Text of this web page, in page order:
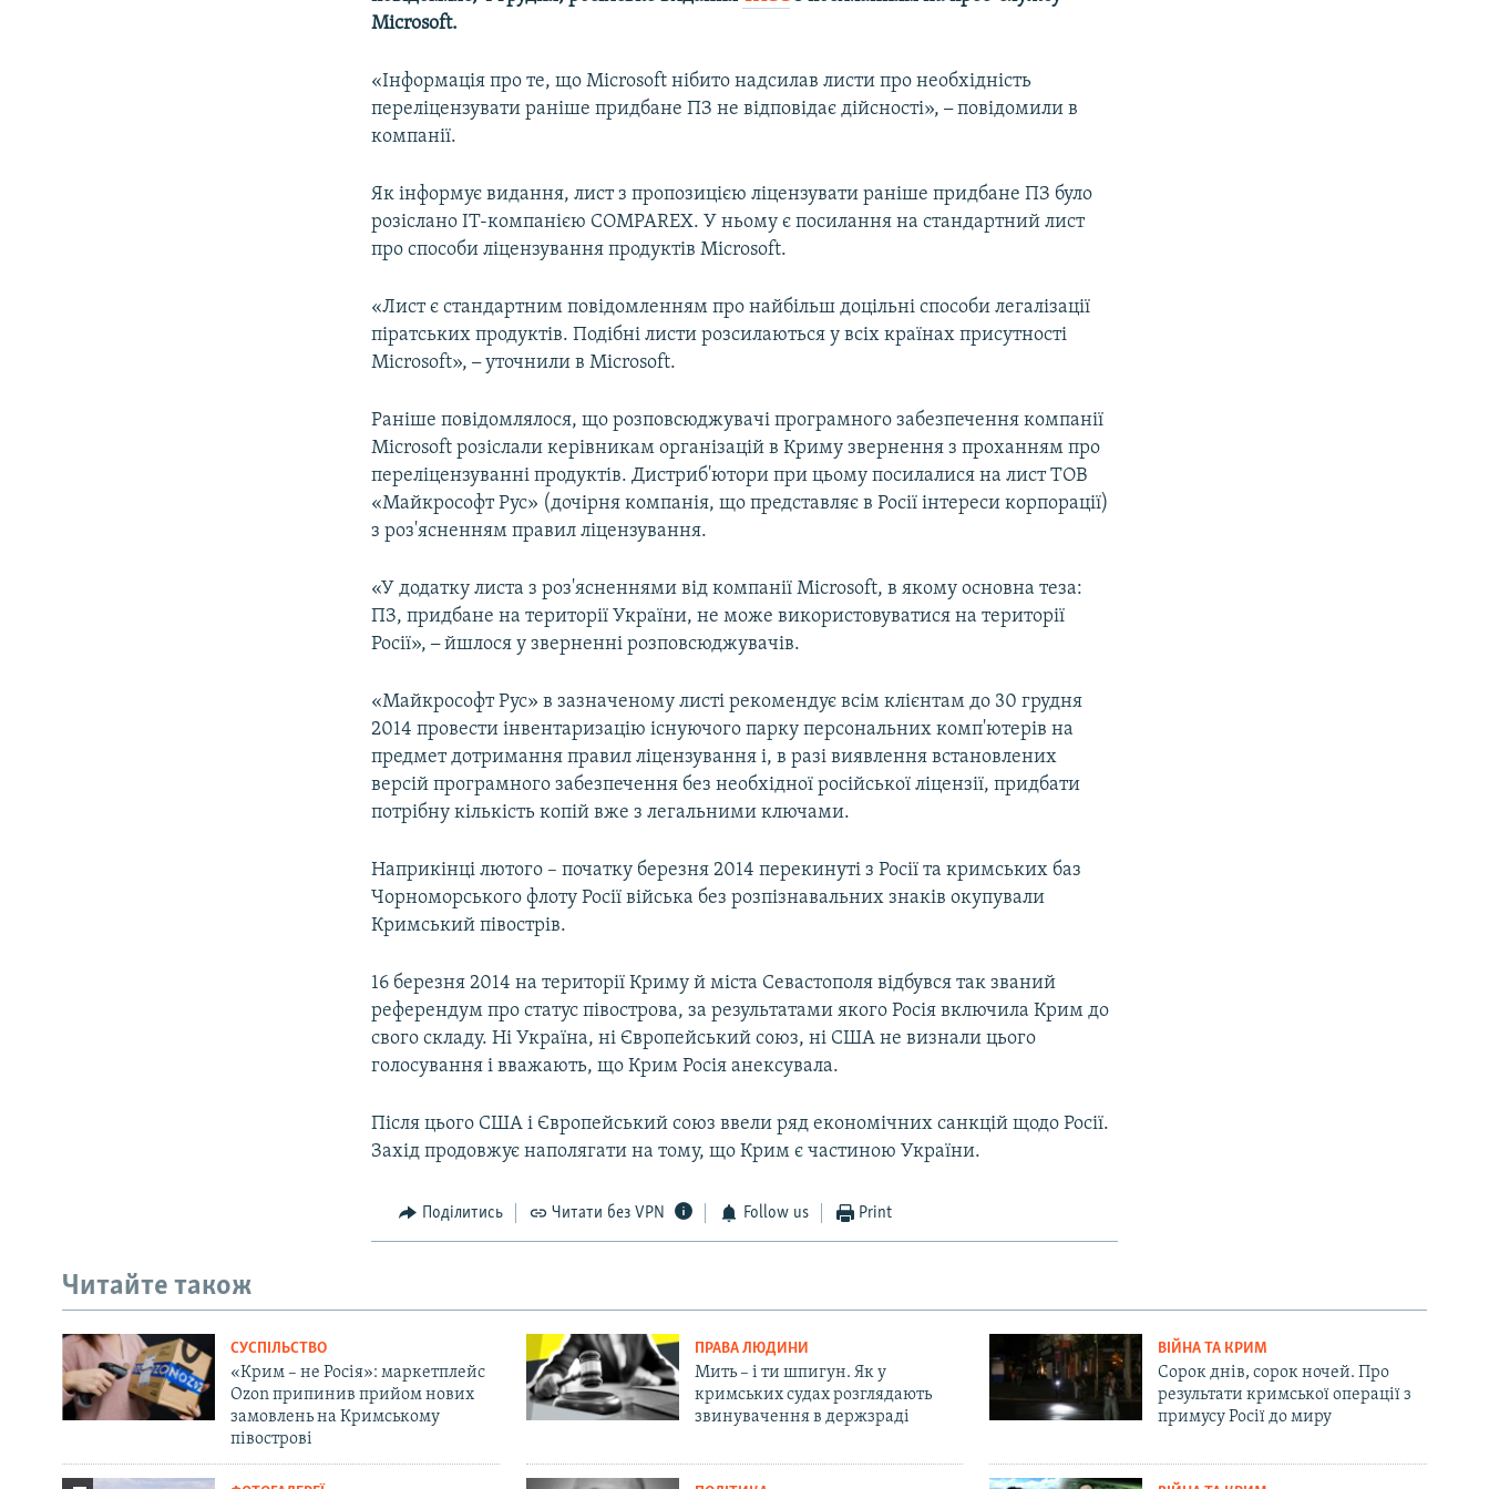
Microsoft.
«Інформація про те, що Microsoft нібито надсилав листи про необхідність
переліцензувати раніше придбане ПЗ не відповідає дійсності»,–повідомили в
компанії.
Як інформує видання, лист з пропозицією ліцензувати раніше придбане ПЗ було
розіслано IT-компанією COMPAREX. У ньому є посилання на стандартний лист
про способи ліцензування продуктів Microsoft.
«Лист є стандартним повідомленням про найбільш доцільні способи легалізації
піратських продуктів. Подібні листи розсилаються у всіх країнах присутності
Microsoft»,–уточнили в Microsoft.
Раніше повідомлялося, що розповсюджувачі програмного забезпечення компанії
Microsoft розіслали керівникам організацій в Криму звернення з проханням про
переліцензуванні продуктів. Дистриб'ютори при цьому посилалися на лист ТОВ
«Майкрософт Рус» (дочірня компанія, що представляє в Росії інтереси корпорації)
з роз'ясненням правил ліцензування.
«У додатку листа з роз'ясненнями від компанії Microsoft, в якому основна теза:
ПЗ, придбане на території України, не може використовуватися на території
Росії»,–йшлося у зверненні розповсюджувачів.
«Майкрософт Рус» в зазначеному листі рекомендує всім клієнтам до 30 грудня
2014 провести інвентаризацію існуючого парку персональних комп'ютерів на
предмет дотримання правил ліцензування і, в разі виявлення встановлених
версій програмного забезпечення без необхідної російської ліцензії, придбати
потрібну кількість копій вже з легальними ключами.
Наприкінці лютого – початку березня 2014 перекинуті з Росії та кримських баз
Чорноморського флоту Росії війська без розпізнавальних знаків окупували
Кримський півострів.
16 березня 2014 на території Криму й міста Севастополя відбувся так званий
референдум про статус півострова, за результатами якого Росія включила Крим до
свого складу. Ні Україна, ні Європейський союз, ні США не визнали цього
голосування і вважають, що Крим Росія анексувала.
Після цього США і Європейський союз ввели ряд економічних санкцій щодо Росії.
Захід продовжує наполягати на тому, що Крим є частиною України.
Поділитись Читати без VPN Follow us Print
Читайте також
СУСПІЛЬСТВО
«Крим – не Росія»: маркетплейс
Ozon припинив прийом нових
замовлень на Кримському
півострові
ПРАВА ЛЮДИНИ
Мить – і ти шпигун. Як у
кримських судах розглядають
звинувачення в держзраді
ВІЙНА ТА КРИМ
Сорок днів, сорок ночей. Про
результати кримської операції з
примусу Росії до миру